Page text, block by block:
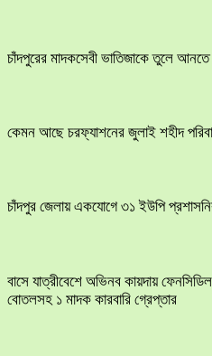
চাঁদপুরের মাদকসেবী ভাতিজাকে তুলে আনতে
কেমন আছে চরফ্যাশনের জুলাই শহীদ
চাঁদপুর জেলায় একযোগে ৩১ ইউপি
বাসে যাত্রীবেশে অভিনব কায়দায়
বোতলসহ ১ মাদক কারবারি গ্রেপ্তার